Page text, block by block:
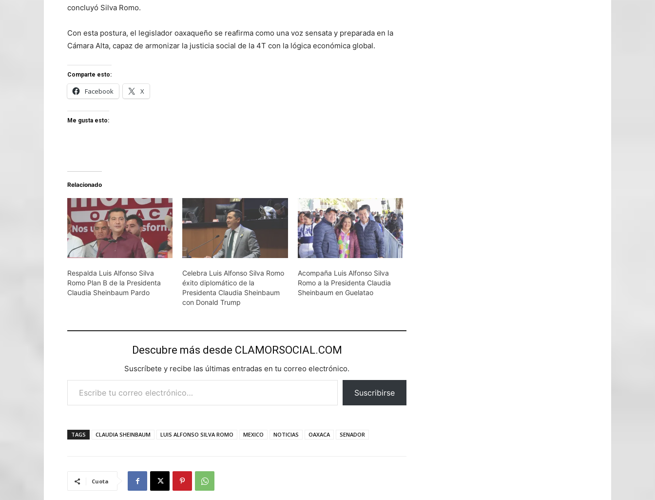
concluyó Silva Romo.
Con esta postura, el legislador oaxaqueño se reafirma como una voz sensata y preparada en la
Cámara Alta, capaz de armonizar la justicia social de la 4T con la lógica económica global.
Comparte esto:
Facebook X
Me gusta esto:
Relacionado
Respalda Luis Alfonso Silva
Romo Plan B de la Presidenta
Claudia Sheinbaum Pardo
Celebra Luis Alfonso Silva Romo
éxito diplomático de la
Presidenta Claudia Sheinbaum
con Donald Trump
Acompaña Luis Alfonso Silva
Romo a la Presidenta Claudia
Sheinbaum en Guelatao
Descubre más desde CLAMORSOCIAL.COM
Suscríbete y recibe las últimas entradas en tu correo electrónico.
Escribe tu correo electrónico…
Suscribirse
TAGS CLAUDIA SHEINBAUM LUIS ALFONSO SILVA ROMO MEXICO NOTICIAS OAXACA SENADOR
Cuota